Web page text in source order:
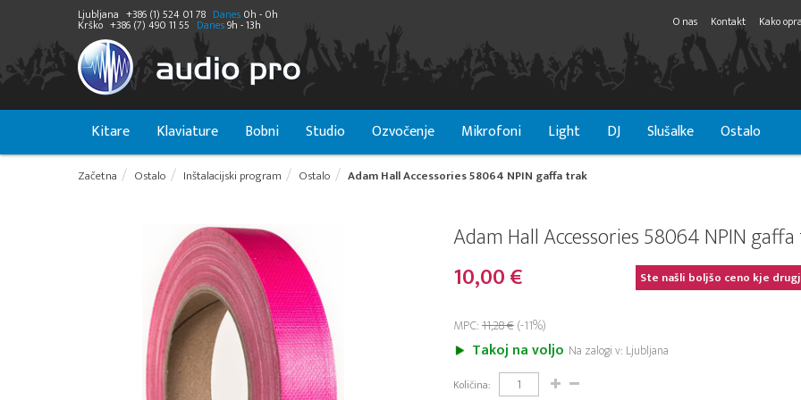
Ljubljana +386 (1) 524 01 78 Danes 0h - 0h
Krško +386 (7) 490 11 55 Danes9h - 13h O nas Kontakt Kako
Kitare Klaviature Bobni Studio Ozvočenje Mikrofoni Light DJ Slušalke Ostalo
Začetna Ostalo Inštalacijski program Ostalo Adam Hall Accessories 58064 NPIN gaffa trak
Adam Hall Accessories 58064 NPIN
10,00 €
Ste našli boljšo ceno kje
MPC:11,28 €(-11%)
Takoj na voljo Na zalogi v: Ljubljana
Količina: